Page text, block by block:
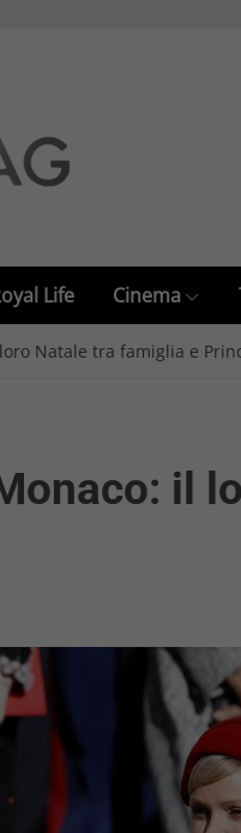
Life Cinema
Natale tra famiglia e
il